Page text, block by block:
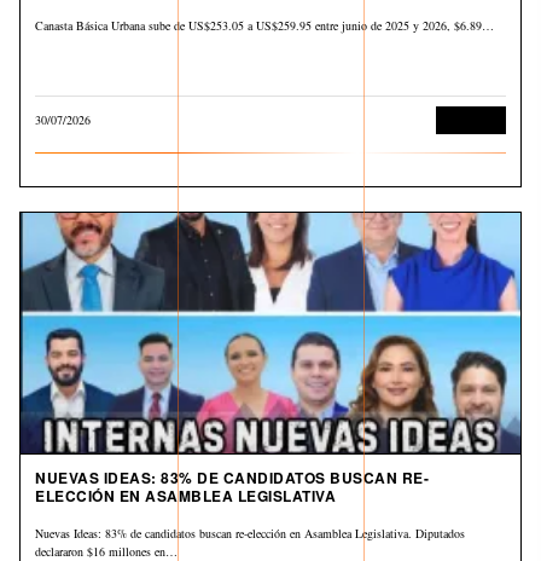
Canasta Básica Urbana sube de US$253.05 a US$259.95 entre junio de 2025 y 2026, $6.89…
30/07/2026
NUEVAS IDEAS: 83% DE CANDIDATOS BUSCAN RE-
ELECCIÓN EN ASAMBLEA LEGISLATIVA
Nuevas Ideas: 83% de candidatos buscan re-elección en Asamblea Legislativa. Diputados
declararon $16 millones en…